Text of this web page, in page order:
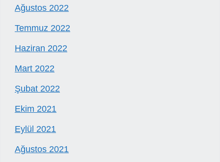
Ağustos 2022
Temmuz 2022
Haziran 2022
Mart 2022
Şubat 2022
Ekim 2021
Eylül 2021
Ağustos 2021